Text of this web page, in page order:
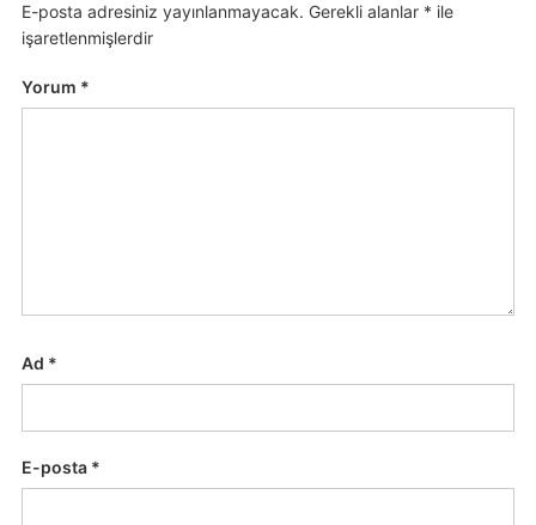
E-posta adresiniz yayınlanmayacak. Gerekli alanlar * ile
işaretlenmişlerdir
Yorum *
Ad *
E-posta *